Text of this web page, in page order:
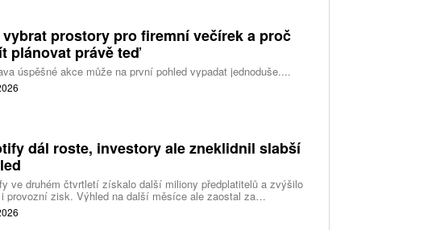
prostory pro firemní večírek a proč
plánovat právě teď
úspěšné akce může na první pohled vypadat jednoduše....
dál roste, investory ale zneklidnil slabší
ve druhém čtvrtletí získalo další miliony předplatitelů a zvýšilo
provozní zisk. Výhled na další měsíce ale zaostal za
a ukázal, že další růst bude vyžadovat vyšší výdaje na
nové služby a umělou inteligenci.